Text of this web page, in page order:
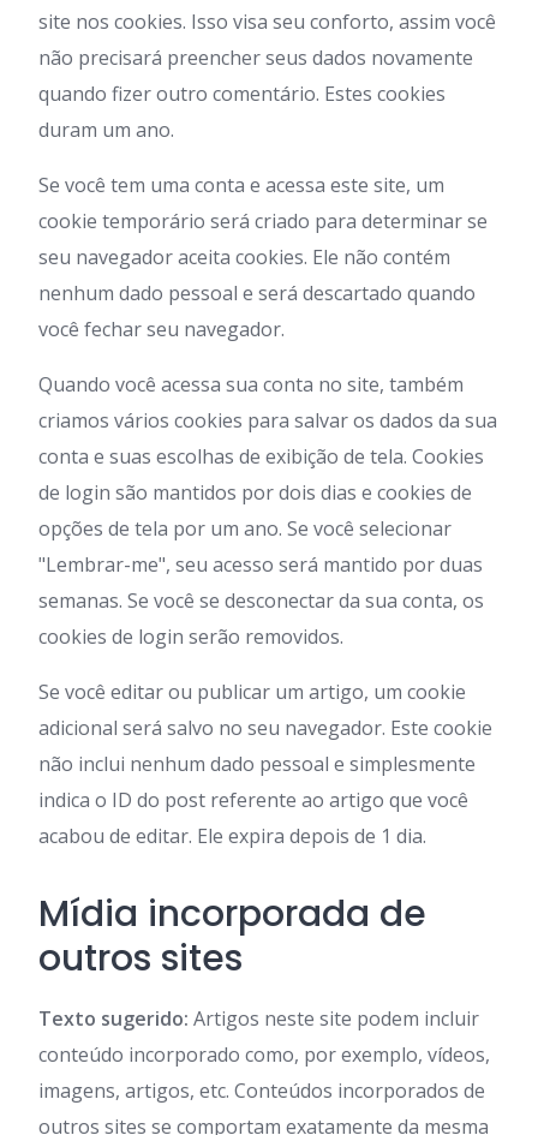
site nos cookies. Isso visa seu conforto, assim você
não precisará preencher seus dados novamente
quando fizer outro comentário. Estes cookies
duram um ano.
Se você tem uma conta e acessa este site, um
cookie temporário será criado para determinar se
seu navegador aceita cookies. Ele não contém
nenhum dado pessoal e será descartado quando
você fechar seu navegador.
Quando você acessa sua conta no site, também
criamos vários cookies para salvar os dados da sua
conta e suas escolhas de exibição de tela. Cookies
de login são mantidos por dois dias e cookies de
opções de tela por um ano. Se você selecionar
"Lembrar-me", seu acesso será mantido por duas
semanas. Se você se desconectar da sua conta, os
cookies de login serão removidos.
Se você editar ou publicar um artigo, um cookie
adicional será salvo no seu navegador. Este cookie
não inclui nenhum dado pessoal e simplesmente
indica o ID do post referente ao artigo que você
acabou de editar. Ele expira depois de 1 dia.
Mídia incorporada de
outros sites
Texto sugerido: Artigos neste site podem incluir
conteúdo incorporado como, por exemplo, vídeos,
imagens, artigos, etc. Conteúdos incorporados de
outros sites se comportam exatamente da mesma